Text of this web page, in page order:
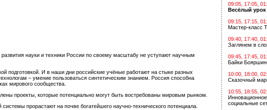
науки и техники России по своему масштабу не уступают научным
подготовкой. И в наши дни российские учёные работают на стыке разных
– умение пользоваться синтетическим знанием. Россия способна
мирового сообщества.
проекты, которые потенциально могут быть востребованы мировым рынком.
прорастают на почве богатейшего научно-технического потенциала.
09:05, 17:05,
Весёлый урок
09:15, 17:15,
Мастер-класс
09:40, 17:40,
Заглянем в
09:45, 17:45,
Байки
10:00, 18:00,
Сказочный
10:55, 18:55,
социальные